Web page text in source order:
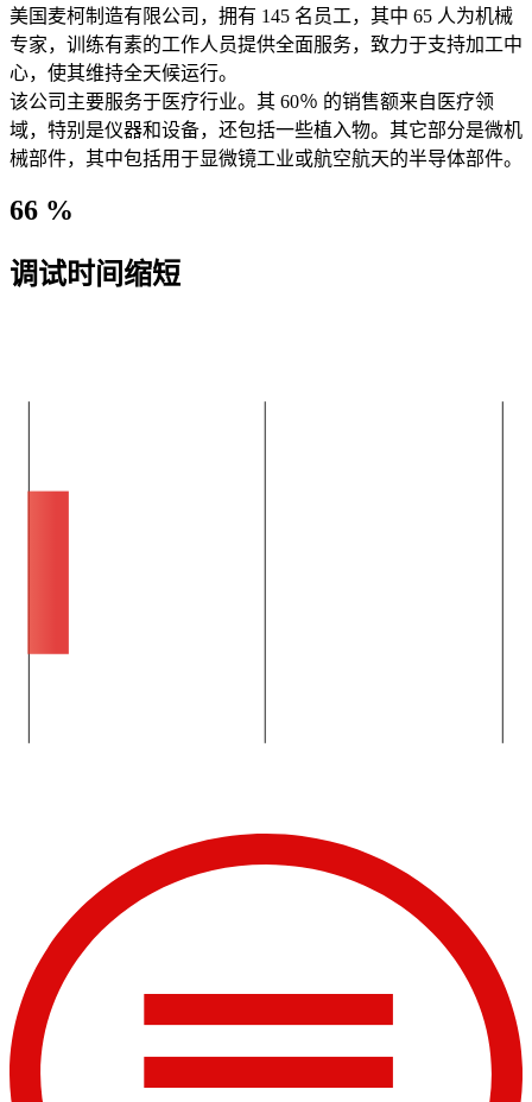
美国麦柯制造有限公司，拥有 145 名员工，其中 65 人为机械
专家，训练有素的工作人员提供全面服务，致力于支持加工中
心，使其维持全天候运行。
该公司主要服务于医疗行业。其 60％ 的销售额来自医疗领
域，特别是仪器和设备，还包括一些植入物。其它部分是微机
械部件，其中包括用于显微镜工业或航空航天的半导体部件。
66 %
调试时间缩短